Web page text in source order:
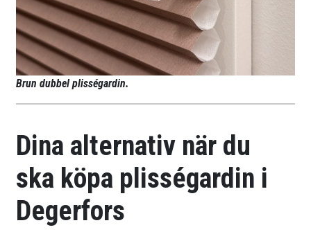
Brun dubbel plisségardin.
Dina alternativ när du
ska köpa plisségardin i
Degerfors